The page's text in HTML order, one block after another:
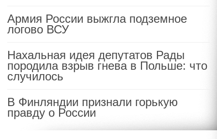
Армия России выжгла подземное
логово ВСУ
Нахальная идея депутатов Рады
породила взрыв гнева в Польше: что
случилось
В Финляндии признали горькую
правду о России